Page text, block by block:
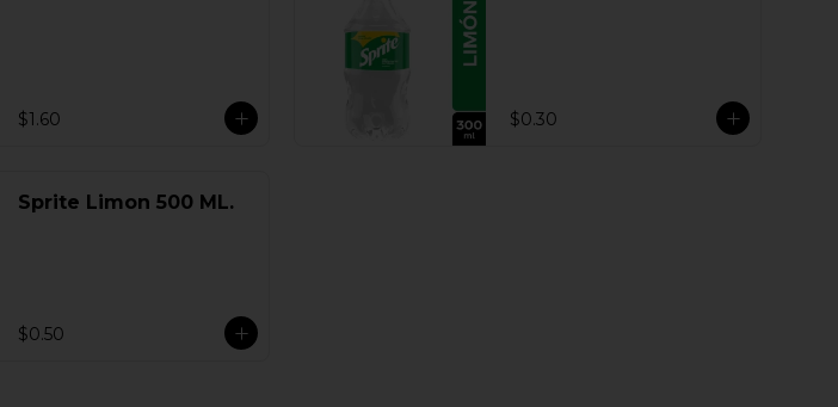
$1.60 $0.30
Sprite Limon 500 ML.
$0.50